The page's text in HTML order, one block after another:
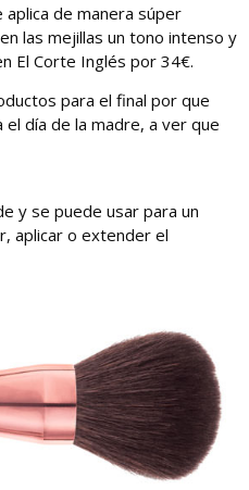
de manera súper
las mejillas un tono intenso y
El Corte Inglés por 34€.
para el final por que
día de la madre, a ver que
y se puede usar para un
aplicar o extender el